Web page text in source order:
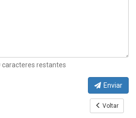
caracteres restantes
Enviar
Voltar